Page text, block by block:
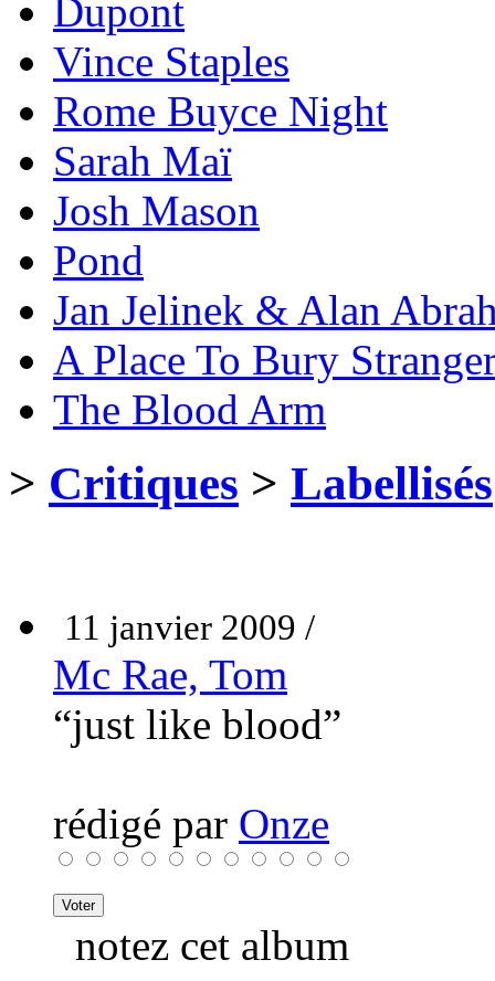
Dupont
Vince Staples
Rome Buyce Night
Sarah Maï
Josh Mason
Pond
Jan Jelinek & Alan
A Place To Bury
The Blood Arm
> Critiques > Labellisés
11 janvier 2009 /
Mc Rae, Tom
“just like blood”
rédigé par Onze
notez cet album